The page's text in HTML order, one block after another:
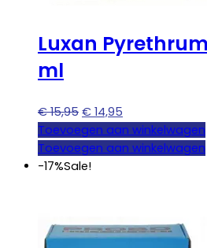
Luxan
ml
€15,95 Oorspronkelijke
prijs
was:
€ 15,95.
€ 14,95
prijs
is:
Toevoegen aan winkelwagen
Toevoegen aan winkelwagen
-17%Sale!